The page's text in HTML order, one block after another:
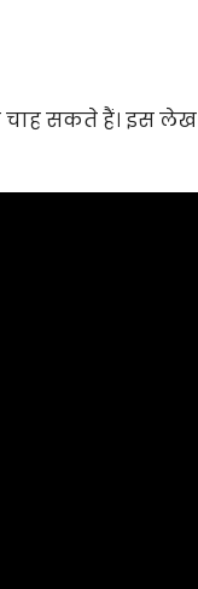
चाह सकते हैं। इस लेख